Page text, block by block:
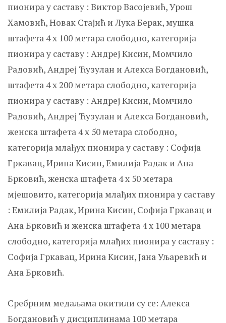
пионира у саставу : Виктор Васојевић, Урош
Хамовић, Новак Стајић и Лука Берак, мушка
штафета 4 x 100 метара слободно, категорија
пионира у саставу : Андреј Кисин, Момчило
Радовић, Андреј Ћузулан и Алекса Богдановић,
штафета 4 x 200 метара слободно, категорија
пионира у саставу : Андреј Кисин, Момчило
Радовић, Андреј Ћузулан и Алекса Богдановић,
женска штафета 4 x 50 метара слободно,
категорија млађух пионира у саставу : Софија
Гркавац, Ирина Кисин, Емилија Радак и Ана
Брковић, женска штафета 4 x 50 метара
мјешовито, категорија млађих пионира у саставу
: Емилија Радак, Ирина Кисин, Софија Гркавац и
Ана Брковић и женска штафета 4 x 100 метара
слободно, категорија млађих пионира у саставу :
Софија Гркавац, Ирина Кисин, Јана Уљаревић и
Ана Брковић.
Сребрним медаљама окитили су се: Алекса
Богдановић у дисциплинама 100 метара